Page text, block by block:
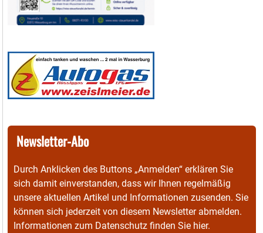
Newsletter-Abo
Durch Anklicken des Buttons „Anmelden“ erklären Sie
sich damit einverstanden, dass wir Ihnen regelmäßig
unsere aktuellen Artikel und Informationen zusenden. Sie
können sich jederzeit von diesem Newsletter abmelden.
Informationen zum Datenschutz finden Sie hier.